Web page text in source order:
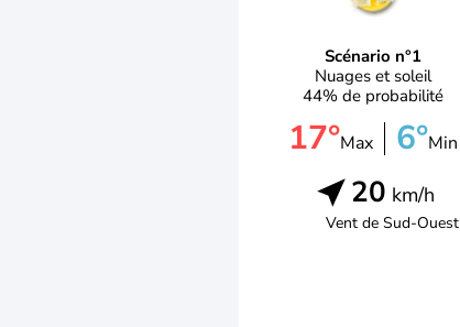
Scénario n°1
Nuages et soleil
44% de probabilité
17°Max 6°Min
20 km/h
Vent deSud-Ouest